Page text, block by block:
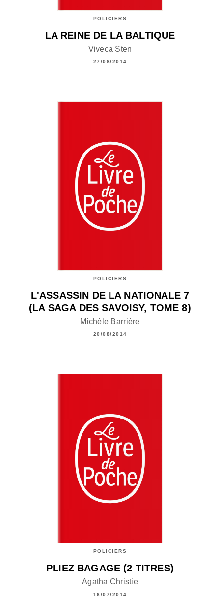
POLICIERS
LA REINE DE LA BALTIQUE
Viveca Sten
27/08/2014
POLICIERS
L'ASSASSIN DE LA NATIONALE 7
(LA SAGA DES SAVOISY, TOME 8)
Michèle Barrière
20/08/2014
POLICIERS
PLIEZ BAGAGE (2 TITRES)
Agatha Christie
16/07/2014